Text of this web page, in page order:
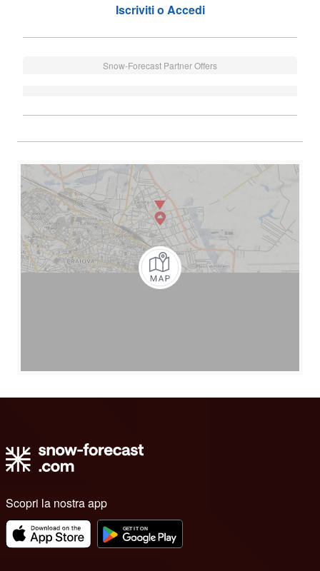
Iscriviti o Accedi
Snow-Forecast Partner Offers
Scopri la nostra app